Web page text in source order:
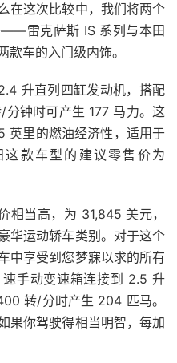
在这次比较中，我们将两个
——雷克萨斯 IS 系列与本田
车的入门级内饰。
升直列四缸发动机，搭配
钟时可产生 177 马力。这
英里的燃油经济性，适用于
款车型的建议零售价为
相当高，为 31,845 美元，
华运动轿车类别。对于这个
中享受到您梦寐以求的所有
手动变速箱连接到 2.5 升
转/分时产生 204 匹马。
果你驾驶得相当明智，每加